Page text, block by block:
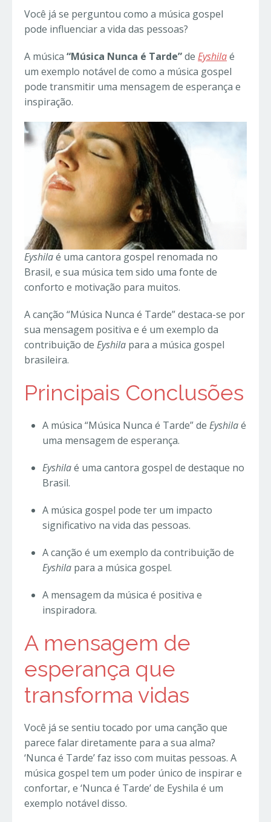
Você já se perguntou como a música gospel
pode influenciar a vida das pessoas?
A música “Música Nunca é Tarde”de Eyshilaé
um exemplo notável de como a música gospel
pode transmitir uma mensagem de esperança e
inspiração.
Eyshilaé uma cantora gospel renomada no
Brasil, e sua música tem sido uma fonte de
conforto e motivação para muitos.
A canção “Música Nunca é Tarde” destaca-se por
sua mensagem positiva e é um exemplo da
contribuição de Eyshila para a música gospel
brasileira.
Principais Conclusões
A música “Música Nunca é Tarde” de Eyshilaé
uma mensagem de esperança.
Eyshilaé uma cantora gospel de destaque no
Brasil.
A música gospel pode ter um impacto
significativo na vida das pessoas.
A canção é um exemplo da contribuição de
Eyshila para a música gospel.
A mensagem da música é positiva e
inspiradora.
A mensagem de
esperança que
transforma vidas
Você já se sentiu tocado por uma canção que
parece falar diretamente para a sua alma?
‘Nunca é Tarde’ faz isso com muitas pessoas. A
música gospel tem um poder único de inspirar e
confortar, e ‘Nunca é Tarde’ de Eyshila é um
exemplo notável disso.